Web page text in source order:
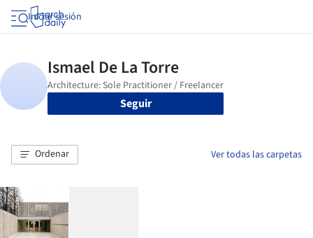
Iniciar sesión
Seguir
Ordenar Ver todas las carpetas